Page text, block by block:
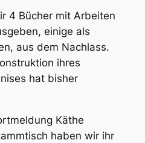
4 Bücher mit Arbeiten
einige als
aus dem Nachlass.
ihres
hat bisher
Käthe
haben wir ihr